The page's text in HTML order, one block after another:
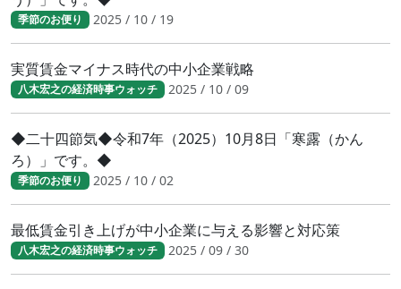
季節のお便り 2025 / 10 / 19
実質賃金マイナス時代の中小企業戦略
八木宏之の経済時事ウォッチ 2025 / 10 / 09
◆二十四節気◆令和7年（2025）10月8日「寒露（かん
ろ）」です。◆
季節のお便り 2025 / 10 / 02
最低賃金引き上げが中小企業に与える影響と対応策
八木宏之の経済時事ウォッチ 2025 / 09 / 30